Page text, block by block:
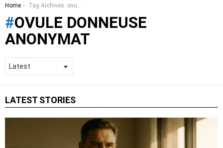
You are here:
Home Tag Archives: ovule donneuse anonymat
OVULE DONNEUSE
ANONYMAT
LATEST STORIES